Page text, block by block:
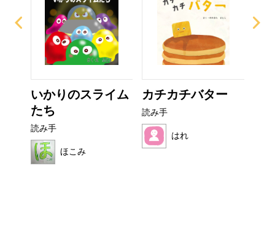
いかりのスライム
たち
読み手
ほこみ
カチカチバター
読み手
はれ